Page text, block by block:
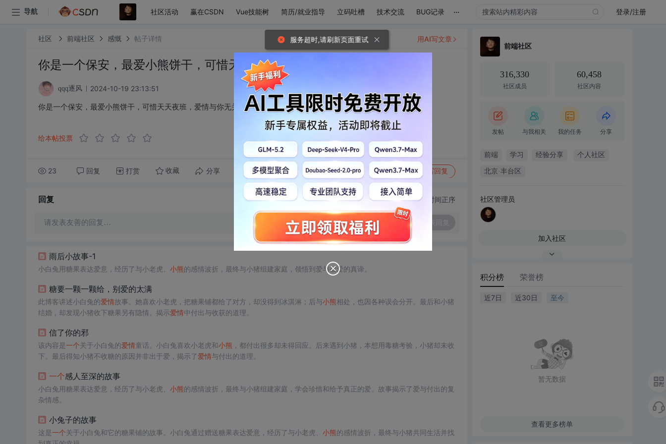
导航 社区活动 赢在CSDN Vue技能树 简历/就业指导 立码吐槽 技术交流 BUG记录 ... 登录/注册
社区 前端社区 感慨 帖子详情
你是一个保安，最爱小熊饼干，可惜天天夜班，爱情与你无关
qqq逐风 2024-10-19 23:13:51
你是一个保安，最爱小熊饼干，可惜天天夜班，爱情与你无关
给本帖投票
23 回复 打赏 收藏 分享 转发到动态 举报 写回复
用AI写文章
回复 切换为时间正序
请发表友善的回复…
雨后小故事-1
小白兔用糖果表达爱意，经历了与小老虎、 小熊的感情波折，最终与小猪组建家庭，领悟到爱与被爱的真谛。
糖要一颗一颗给，别爱的太满
此博客讲述小白兔的爱情故事。她喜欢小老虎，把糖果铺都给了对方，却没得到冰淇淋；后与小熊相处，也因各种误会分开。最后和小猪
结婚，却发现小猪收下糖果另有隐情。揭示爱情中付出与收获的道理。
信了你的邪
该内容是一个关于小白兔的爱情童话。小白兔喜欢小老虎和小熊 ，都付出很多却未得回应。后来遇到小猪，本想用毒糖考验，小猪却未收
下。最后得知小猪不收糖的原因并非出于爱，揭示了爱情与付出的道理。
一个感人至深的故事
小白兔用糖果表达爱意，经历了与小老虎、 小熊的感情波折，最终与小猪组建家庭，学会珍惜和给予真正的爱。故事揭示了爱与付出的复
杂情感。
小兔子的故事
这是一个关于小白兔和它的糖果铺的故事。小白兔通过赠送糖果表达爱意，经历了与小老虎、 小熊的感情波折，最终与小猪共同生活并找
前端社区
316,330
社区成员
60,458
社区内容
发帖 与我相关 我的任务 分享
前端 学习 经验分享 个人社区
北京·丰台区
社区管理员
加入社区
积分榜 荣誉榜
近7日 近30日 至今
暂无数据
查看更多榜单
服务超时,请刷新页面重试